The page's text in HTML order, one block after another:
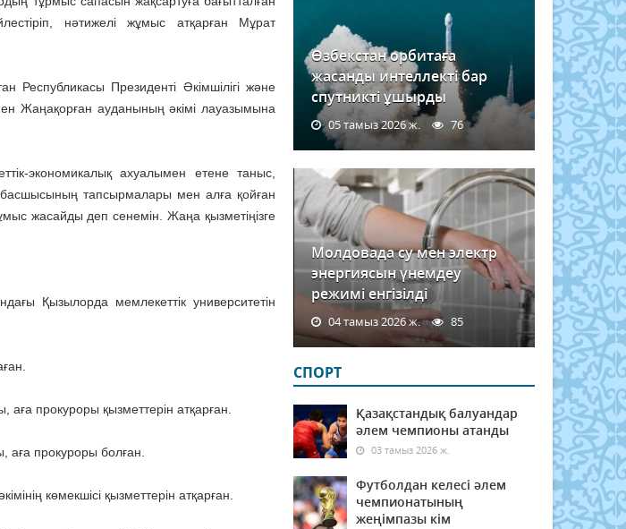
нәтижелі жұмыс атқарған Мұрат
Республикасы Президенті Әкімшілігі және
Жаңақорған ауданының әкімі лауазымына
экономикалық ахуалымен етене таныс,
басшысының тапсырмалары мен алға қойған
жасайды деп сенемін. Жаңа қызметіңізге
Қызылорда мемлекеттік университетін
прокуроры қызметтерін атқарған.
аға прокуроры болған.
көмекшісі қызметтерін атқарған.
Өзбекстан орбитаға
жасанды интеллекті бар
спутникті ұшырды
05 тамыз 2026 ж. 76
Молдовада су мен электр
энергиясын үнемдеу
режимі енгізілді
04 тамыз 2026 ж. 85
СПОРТ
Қазақстандық балуандар
әлем чемпионы атанды
03 тамыз 2026 ж.
Футболдан келесі әлем
чемпионатының
жеңімпазы кім